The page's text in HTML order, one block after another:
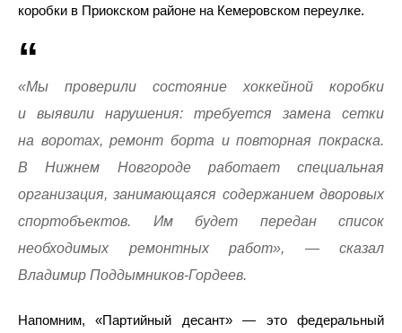
коробки в Приокском районе на Кемеровском переулке.
«Мы проверили состояние хоккейной коробки
и выявили нарушения: требуется замена сетки
на воротах, ремонт борта и повторная покраска.
В Нижнем Новгороде работает специальная
организация, занимающаяся содержанием дворовых
спортобъектов. Им будет передан список
необходимых ремонтных работ», — сказал
Владимир Поддымников-Гордеев.
Напомним, «Партийный десант» — это федеральный